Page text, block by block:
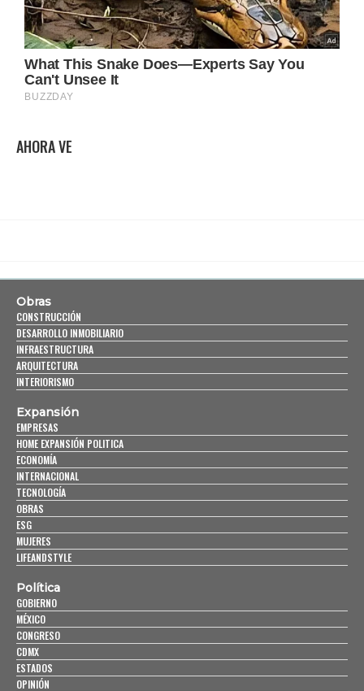
AHORA VE
Obras
CONSTRUCCIÓN
DESARROLLO INMOBILIARIO
INFRAESTRUCTURA
ARQUITECTURA
INTERIORISMO
Expansión
EMPRESAS
HOME EXPANSIÓN POLITICA
ECONOMÍA
INTERNACIONAL
TECNOLOGÍA
OBRAS
ESG
MUJERES
LIFEANDSTYLE
Política
GOBIERNO
MÉXICO
CONGRESO
CDMX
ESTADOS
OPINIÓN